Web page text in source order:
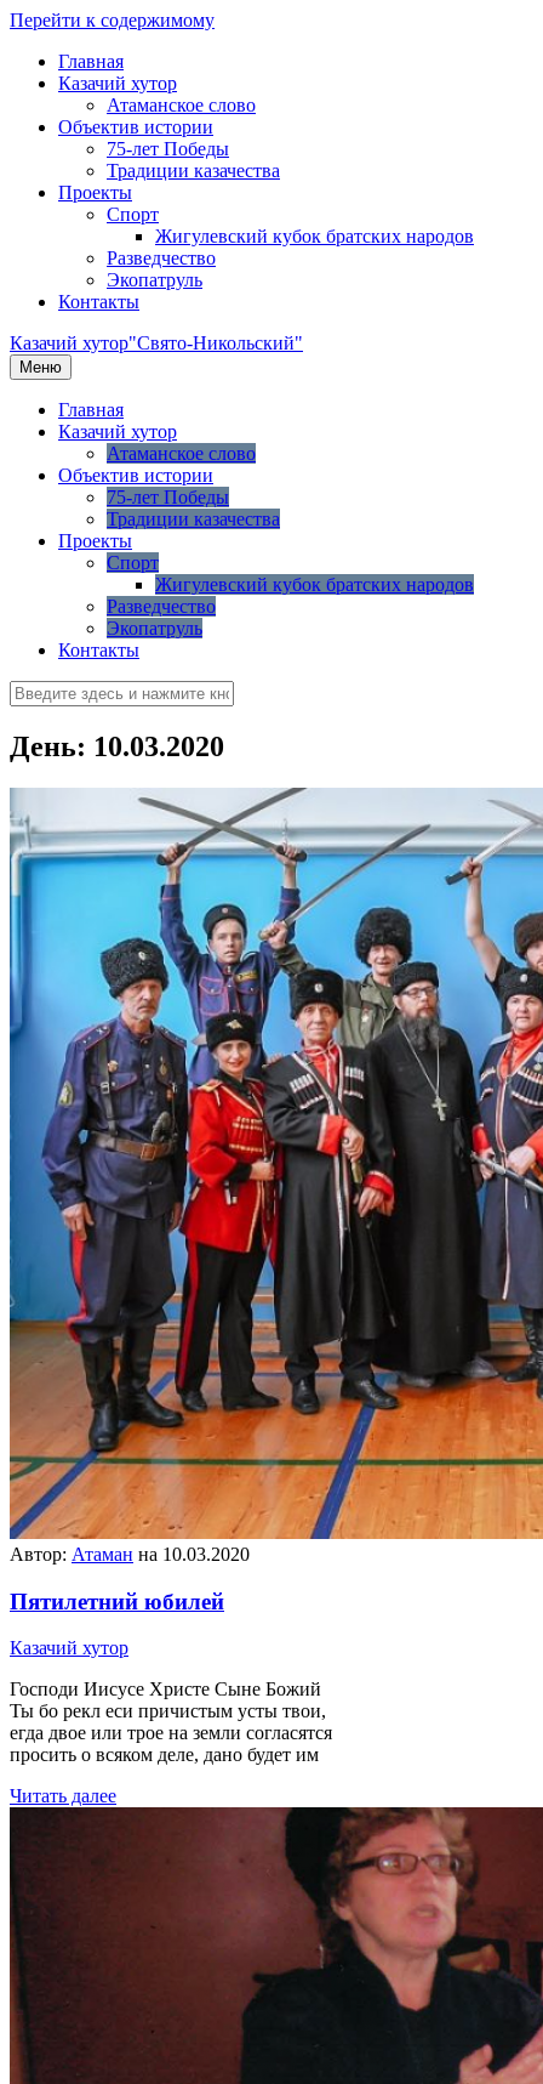
Перейти к содержимому
Главная
Казачий хутор
Атаманское слово
Объектив истории
75-лет Победы
Традиции казачества
Проекты
Спорт
Жигулевский кубок братских народов
Разведчество
Экопатруль
Контакты
Казачий хутор"Свято-Никольский"
Меню
Главная
Казачий хутор
Атаманское слово
Объектив истории
75-лет Победы
Традиции казачества
Проекты
Спорт
Жигулевский кубок братских народов
Разведчество
Экопатруль
Контакты
День: 10.03.2020
Автор: Атаман на 10.03.2020
Пятилетний юбилей
Казачий хутор
Господи Иисусе Христе Сыне Божий
Ты бо рекл еси причистым усты твои,
егда двое или трое на земли согласятся
просить о всяком деле, дано будет им
Читать далее